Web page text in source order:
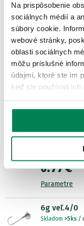
Na prispôsobenie
sociálnych médií a
súbory cookie.
webové stránky,
oblasti sociálnych
môžu príslušné
údajmi, ktoré ste im
keď ste používali ich
1.20 €
1.08 €
25g veľ.4/0
0.95 €
Parametre
14g veľ.3/0
/
0.85 €
0.77 €
Parametre
6g veľ.4/0
Skladom >5ks /